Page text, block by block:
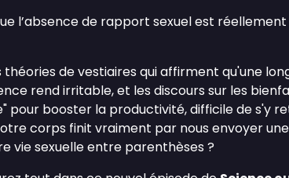
l’absence de rapport sexuel est
théories de vestiaires qui affirment qu'une
rend irritable, et les discours sur les
pour booster la productivité, difficile de s'y
corps finit vraiment par nous envoyer
vie sexuelle entre parenthèses ?